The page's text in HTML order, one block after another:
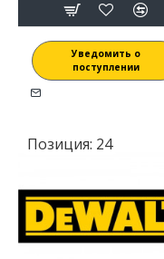
Уведомить о
поступлении
Позиция: 24